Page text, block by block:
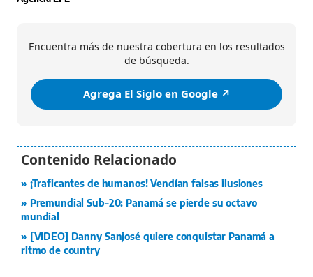
Encuentra más de nuestra cobertura en los resultados
de búsqueda.
Agrega El Siglo en Google ↗️
¡Traficantes de humanos! Vendían falsas ilusiones
Premundial Sub-20: Panamá se pierde su octavo
mundial
[VIDEO] Danny Sanjosé quiere conquistar Panamá a
ritmo de country